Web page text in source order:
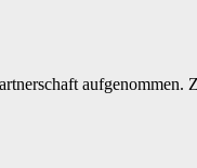
aufgenommen.